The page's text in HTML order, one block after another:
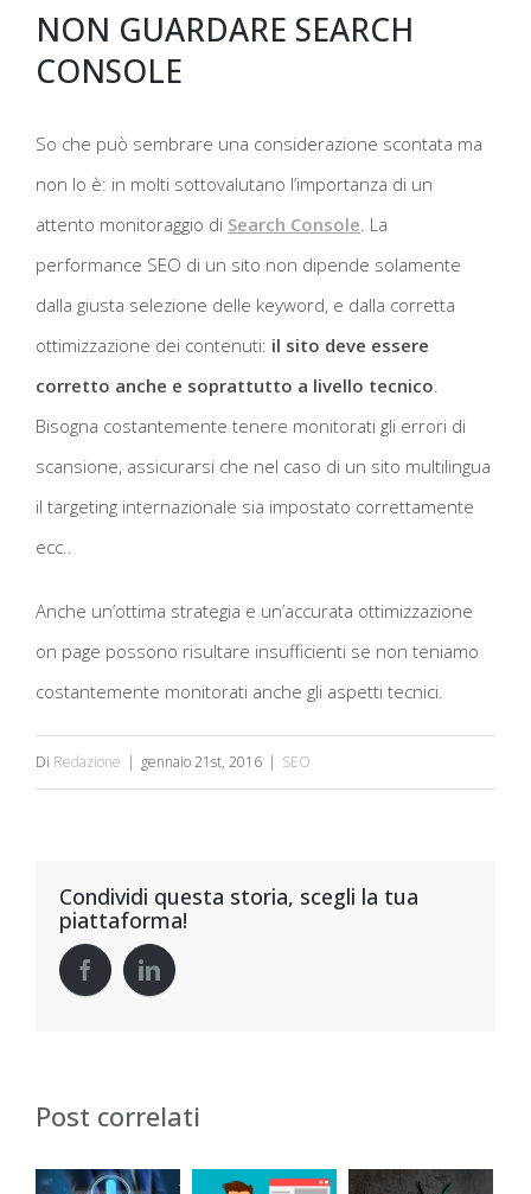
NON GUARDARE SEARCH
CONSOLE
So che può sembrare una considerazione scontata ma
non lo è: in molti sottovalutano l’importanza di un
attento monitoraggio di Search Console. La
performance SEO di un sito non dipende solamente
dalla giusta selezione delle keyword, e dalla corretta
ottimizzazione dei contenuti: il sito deve essere
corretto anche e soprattutto a livello tecnico.
Bisogna costantemente tenere monitorati gli errori di
scansione, assicurarsi che nel caso di un sito multilingua
il targeting internazionale sia impostato correttamente
ecc..
Anche un’ottima strategia e un’accurata ottimizzazione
on page possono risultare insufficienti se non teniamo
costantemente monitorati anche gli aspetti tecnici.
Di Redazione | gennaio 21st, 2016 | SEO
Condividi questa storia, scegli la tua
piattaforma!
Post correlati